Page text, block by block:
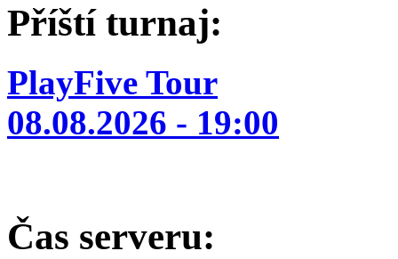
Příští turnaj:
PlayFive Tour
08.08.2026 - 19:00
Čas serveru: